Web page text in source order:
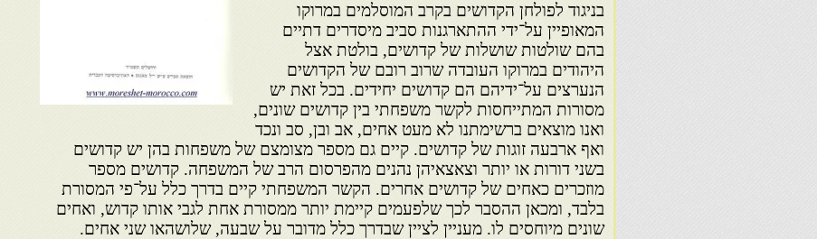
בניגוד לפולחן הקדושים בקרב המוסלמים במרוקו
המאופיין על־ידי ההתארגנות סביב מיסדרים דתיים
בהם שולטות שושלות של קדושים, בולטת אצל
היהודים במרוקו העובדה שרוב רובם של הקדושים
הנערצים על־ידיהם הם קדושים יחידים. בכל זאת יש
מסורות המתייחסות לקשר משפחתי בין קדושים שונים,
ואנו מוצאים ברשימתנו לא מעט אחים, אב ובן, סב ונכד
ואף ארבעה זוגות של קדושים. קיים גם מספר מצומצם של משפחות בהן יש קדושים
בשני דורות או יותר וצאצאיהן נהנים מהפרסום הרב של המשפחה. קדושים מספר
מוזכרים כאחים של קדושים אחרים. הקשר המשפחתי קיים בדרך כלל על־פי המסורת
בלבד, ומכאן ההסבר לכך שלפעמים קיימת יותר ממסורת אחת לגבי אותו קדוש, ואחים
שונים מיוחסים לו. מעניין לציין שבדרך כלל מדובר על שבעה, שלושהאו שני אחים.